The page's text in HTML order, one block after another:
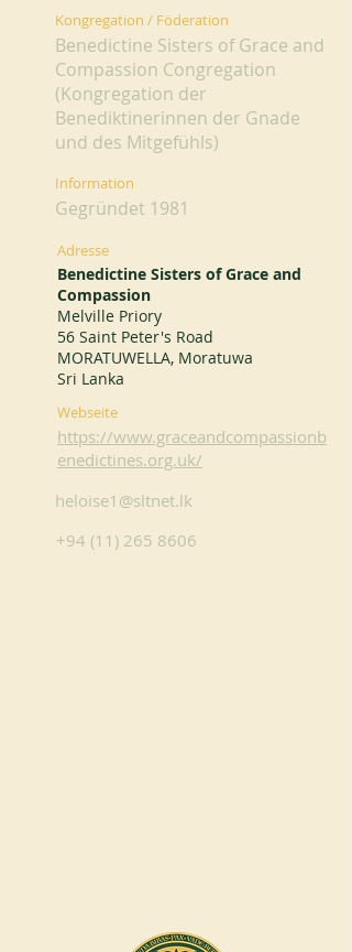
Kongregation / Föderation
Benedictine Sisters of Grace and
Compassion Congregation
(Kongregation der
Benediktinerinnen der Gnade
und des Mitgefühls)
Information
Gegründet 1981
Adresse
Benedictine Sisters of Grace and
Compassion
Melville Priory
56 Saint Peter's Road
MORATUWELLA, Moratuwa
Sri Lanka
Webseite
https://www.graceandcompassionb
enedictines.org.uk/
heloise1@sltnet.lk
+94 (11) 265 8606